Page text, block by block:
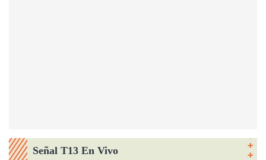
Señal T13 En Vivo